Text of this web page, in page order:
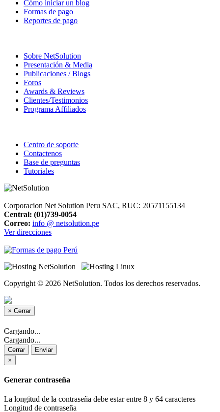
Cómo iniciar un blog
Formas de pago
Reportes de pago
Sobre NetSolution
Presentación & Media
Publicaciones / Blogs
Foros
Awards & Reviews
Clientes/Testimonios
Programa Affiliados
Centro de soporte
Contactenos
Base de preguntas
Tutoriales
Corporacion Net Solution Peru SAC, RUC: 20571155134
Central: (01)739-0054
Correo: info @ netsolution.pe
Ver direcciones
Copyright © 2026 NetSolution. Todos los derechos reservados.
× Cerrar
Cargando...
Cargando...
Cerrar
Enviar
×
Generar contraseña
La longitud de la contraseña debe estar entre 8 y 64 caracteres
Longitud de contraseña